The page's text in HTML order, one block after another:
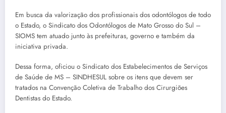
Em busca da valorização dos profissionais dos odontólogos de todo
o Estado, o Sindicato dos Odontólogos de Mato Grosso do Sul –
SIOMS tem atuado junto às prefeituras, governo e também da
iniciativa privada.
Dessa forma, oficiou o Sindicato dos Estabelecimentos de Serviços
de Saúde de MS – SINDHESUL sobre os itens que devem ser
tratados na Convenção Coletiva de Trabalho dos Cirurgiões
Dentistas do Estado.